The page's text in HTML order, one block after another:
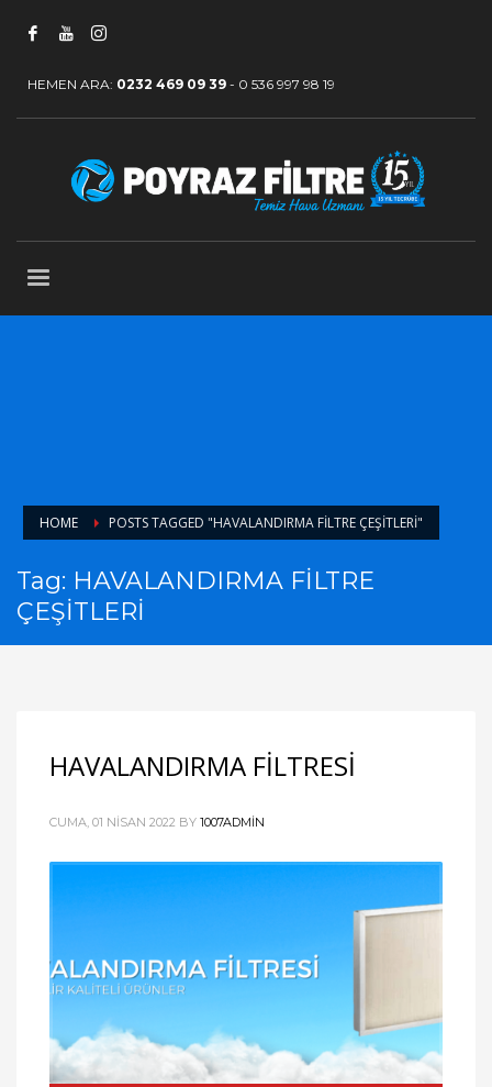
HEMEN ARA: 0232 469 09 39 - 0 536 997 98 19
HOME POSTS TAGGED "HAVALANDIRMA FİLTRE ÇEŞİTLERİ"
Tag: HAVALANDIRMA FİLTRE
ÇEŞİTLERİ
HAVALANDIRMA FİLTRESİ
CUMA, 01 NISAN 2022 BY 1007ADMIN